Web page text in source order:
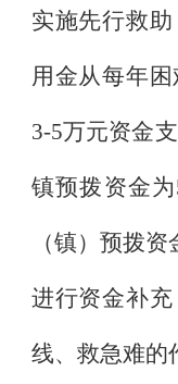
实施先行救
用金从每年
3-5万元资金
镇预拨资金为
（镇）预拨资
进行资金补
线、救急难的